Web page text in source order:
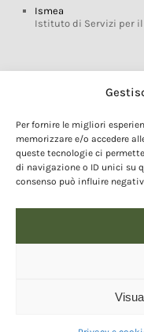
Per fornire le migliori
memorizzare e/o accedere
queste tecnologie ci
di navigazione o ID unici su
consenso può influire
Ismea
Istituto di Servizi per
Glossario DOP IGP
Marchi DOP IGP
Normativa prodotti
Consorzi di Tutela
Farm To Fork e prodotti
comunicazione